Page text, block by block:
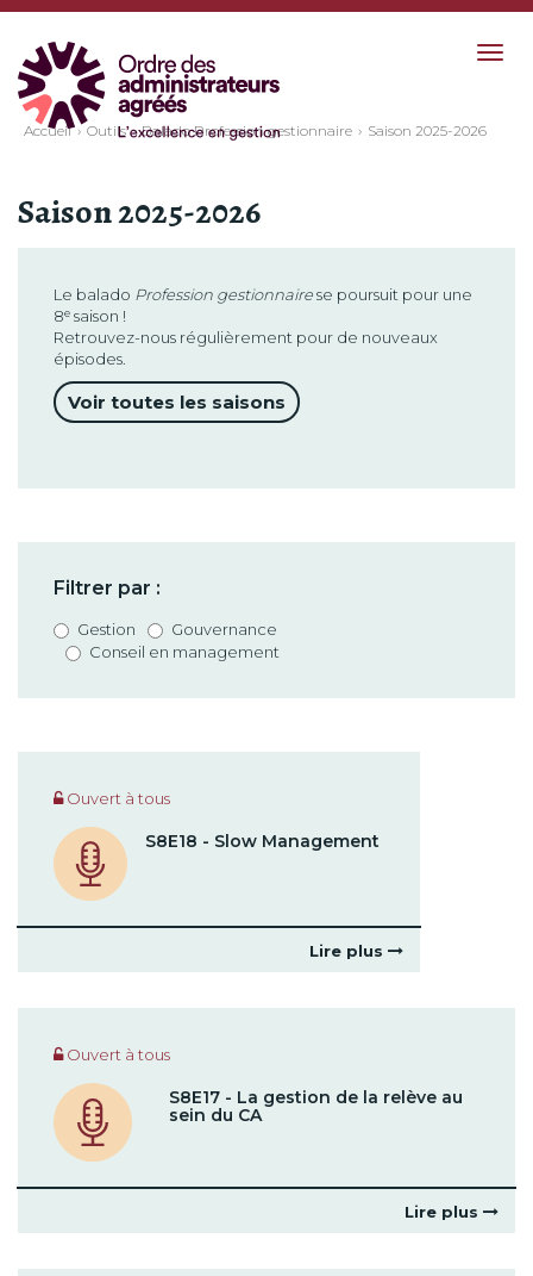
Accueil Outils Balado Profession gestionnaire Saison 2025-2026
Saison 2025-2026
Le balado Profession gestionnairese poursuit pour une
8ᵉ saison !
Retrouvez-nous régulièrement pour de nouveaux
épisodes.
Voir toutes les saisons
Filtrer par :
Gestion
Gouvernance
Conseil en management
Ouvert à tous
S8E18 - Slow Management
Lire plus
Ouvert à tous
S8E17 - La gestion de la relève au
sein du CA
Lire plus